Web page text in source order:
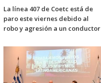
La línea 407 de Coetc está de
paro este viernes debido al
robo y agresión a un conductor